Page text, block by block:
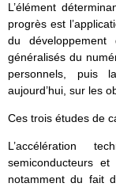
L’élément
progrès est
du
généralisés du
personnels, puis
aujourd’hui, sur les
Ces trois études de
L’accélération
semiconducteurs
notamment du fait